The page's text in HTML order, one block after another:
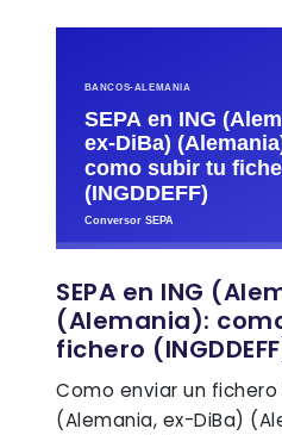
SEPA en ING
(Alemania):
fichero
Como enviar un fichero
(Alemania, ex-DiBa)